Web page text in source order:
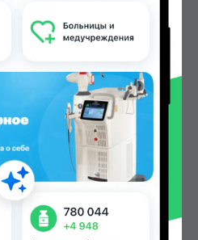
9.00 TJS в Душанбе и